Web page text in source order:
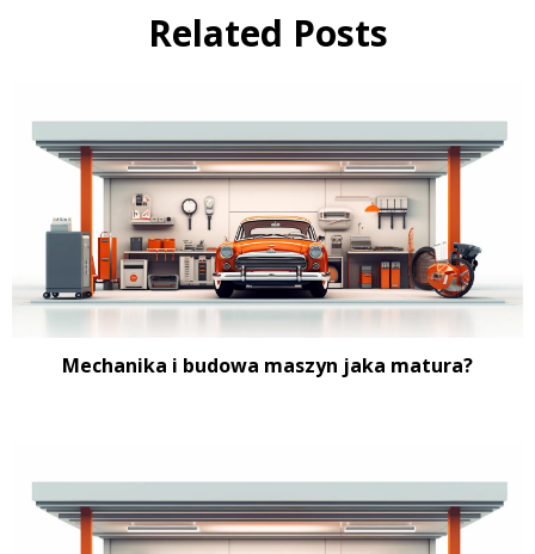
Related Posts
Mechanika i budowa maszyn jaka matura?